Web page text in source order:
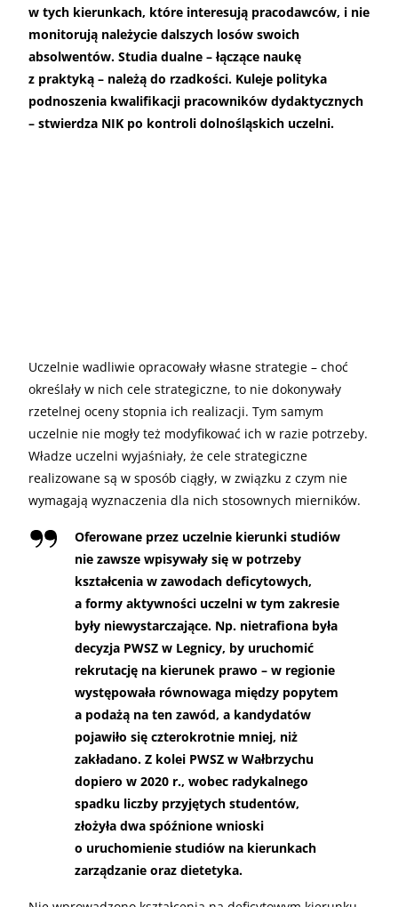
w tych kierunkach, które interesują pracodawców, i nie
monitorują należycie dalszych losów swoich
absolwentów. Studia dualne – łączące naukę
z praktyką – należą do rzadkości. Kuleje polityka
podnoszenia kwalifikacji pracowników dydaktycznych
– stwierdza NIK po kontroli dolnośląskich uczelni.
Uczelnie wadliwie opracowały własne strategie – choć
określały w nich cele strategiczne, to nie dokonywały
rzetelnej oceny stopnia ich realizacji. Tym samym
uczelnie nie mogły też modyfikować ich w razie potrzeby.
Władze uczelni wyjaśniały, że cele strategiczne
realizowane są w sposób ciągły, w związku z czym nie
wymagają wyznaczenia dla nich stosownych mierników.
Oferowane przez uczelnie kierunki studiów
nie zawsze wpisywały się w potrzeby
kształcenia w zawodach deficytowych,
a formy aktywności uczelni w tym zakresie
były niewystarczające. Np. nietrafiona była
decyzja PWSZ w Legnicy, by uruchomić
rekrutację na kierunek prawo – w regionie
występowała równowaga między popytem
a podażą na ten zawód, a kandydatów
pojawiło się czterokrotnie mniej, niż
zakładano. Z kolei PWSZ w Wałbrzychu
dopiero w 2020 r., wobec radykalnego
spadku liczby przyjętych studentów,
złożyła dwa spóźnione wnioski
o uruchomienie studiów na kierunkach
zarządzanie oraz dietetyka.